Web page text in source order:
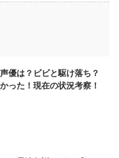
優は？ビビと駆け落ち？
った！現在の状況考察！